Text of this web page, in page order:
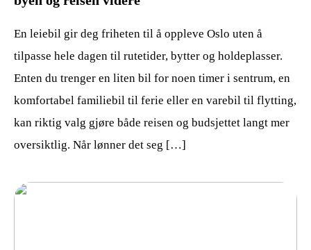
En leiebil gir deg friheten til å oppleve Oslo uten å
tilpasse hele dagen til rutetider, bytter og holdeplasser.
Enten du trenger en liten bil for noen timer i sentrum, en
komfortabel familiebil til ferie eller en varebil til flytting,
kan riktig valg gjøre både reisen og budsjettet langt mer
oversiktlig. Når lønner det seg […]